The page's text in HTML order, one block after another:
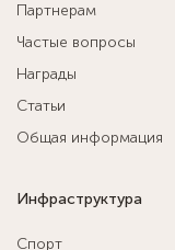
Партнерам
Частые вопросы
Награды
Статьи
Общая информация
Инфраструктура
Спорт